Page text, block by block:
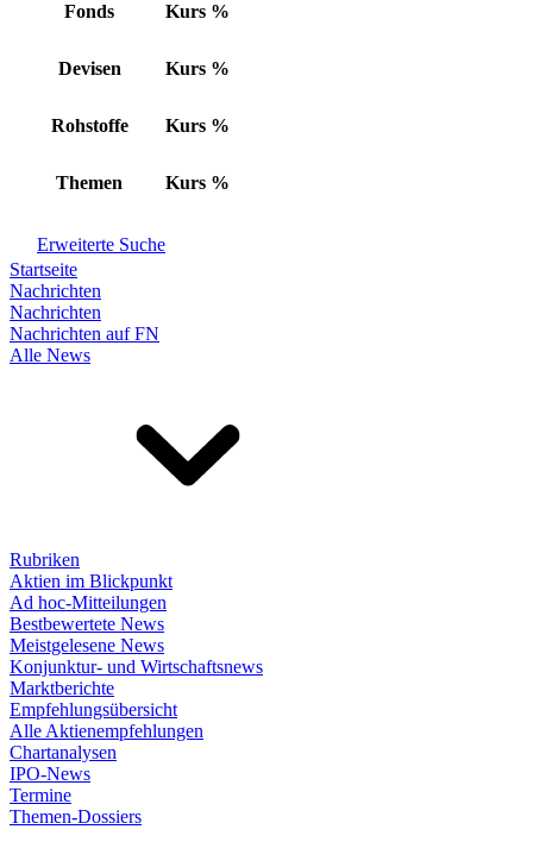
Fonds Kurs %
Devisen Kurs %
Rohstoffe Kurs %
Themen Kurs %
Erweiterte Suche
Startseite
Nachrichten
Nachrichten
Nachrichten auf FN
Alle News
Rubriken
Aktien im Blickpunkt
Ad hoc-Mitteilungen
Bestbewertete News
Meistgelesene News
Konjunktur- und Wirtschaftsnews
Marktberichte
Empfehlungsübersicht
Alle Aktienempfehlungen
Chartanalysen
IPO-News
Termine
Themen-Dossiers